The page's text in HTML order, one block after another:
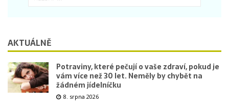
AKTUÁLNĚ
Potraviny, které pečují o vaše zdraví, pokud je
vám více než 30 let. Neměly by chybět na
žádném jídelníčku
8. srpna 2026